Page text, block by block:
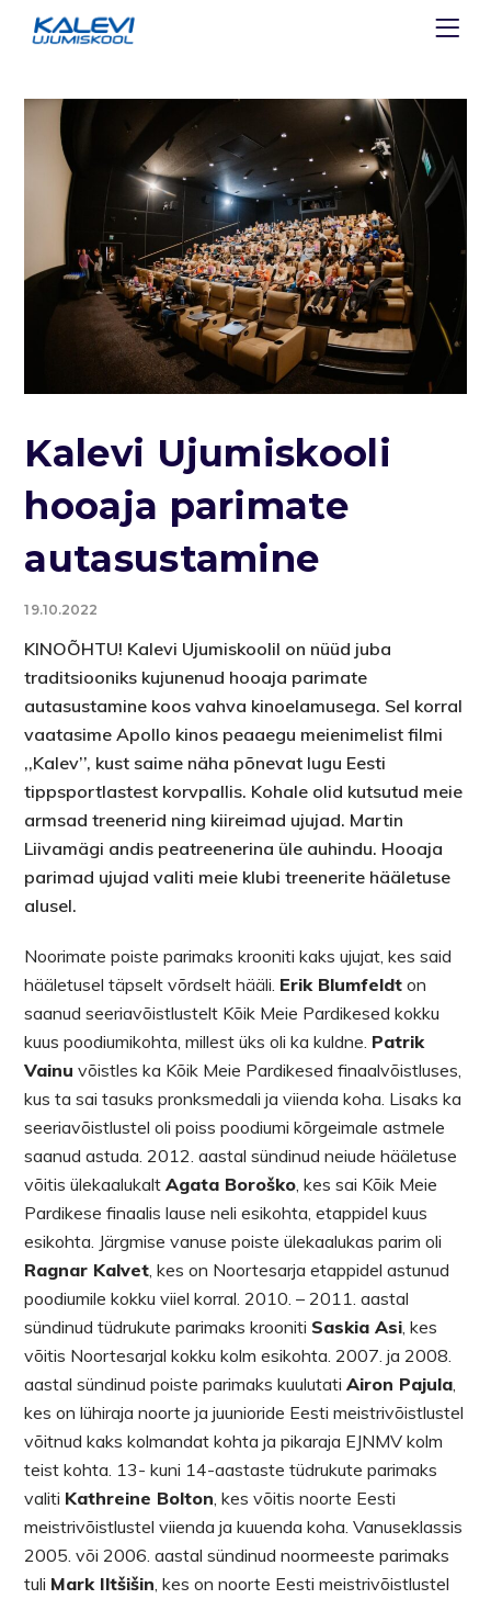
Kalevi Ujumiskooli
hooaja parimate
autasustamine
19.10.2022
KINOÕHTU! Kalevi Ujumiskoolil on nüüd juba
traditsiooniks kujunenud hooaja parimate
autasustamine koos vahva kinoelamusega. Sel korral
vaatasime Apollo kinos peaaegu meienimelist filmi
,,Kalev’’, kust saime näha põnevat lugu Eesti
tippsportlastest korvpallis. Kohale olid kutsutud meie
armsad treenerid ning kiireimad ujujad. Martin
Liivamägi andis peatreenerina üle auhindu. Hooaja
parimad ujujad valiti meie klubi treenerite hääletuse
alusel.
Noorimate poiste parimaks krooniti kaks ujujat, kes said
hääletusel täpselt võrdselt hääli. Erik Blumfeldt on
saanud seeriavõistlustelt Kõik Meie Pardikesed kokku
kuus poodiumikohta, millest üks oli ka kuldne. Patrik
Vainu võistles ka Kõik Meie Pardikesed finaalvõistluses,
kus ta sai tasuks pronksmedali ja viienda koha. Lisaks ka
seeriavõistlustel oli poiss poodiumi kõrgeimale astmele
saanud astuda. 2012. aastal sündinud neiude hääletuse
võitis ülekaalukaltAgata Boroško , kes sai Kõik Meie
Pardikese finaalis lause neli esikohta, etappidel kuus
esikohta. Järgmise vanuse poiste ülekaalukas parim oli
Ragnar Kalvet , kes on Noortesarja etappidel astunud
poodiumile kokku viiel korral. 2010. – 2011. aastal
sündinud tüdrukute parimaks krooniti Saskia Asi , kes
võitis Noortesarjal kokku kolm esikohta. 2007. ja 2008.
aastal sündinud poiste parimaks kuulutatiAiron Pajula
kes on lühiraja noorte ja juunioride Eesti meistrivõistlustel
võitnud kaks kolmandat kohta ja pikaraja EJNMV kolm
teist kohta. 13- kuni 14-aastaste tüdrukute parimaks
valiti Kathreine Bolton , kes võitis noorte Eesti
meistrivõistlustel viienda ja kuuenda koha. Vanuseklassis
2005. või 2006. aastal sündinud noormeeste parimaks
tuli Mark Iltšišin , kes on noorte Eesti meistrivõistlustel